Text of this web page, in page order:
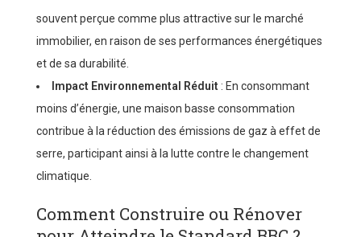
souvent perçue comme plus attractive sur le marché
immobilier, en raison de ses performances énergétiques
et de sa durabilité.
Impact Environnemental Réduit : En consommant
moins d’énergie, une maison basse consommation
contribue à la réduction des émissions de gaz à effet de
serre, participant ainsi à la lutte contre le changement
climatique.
Comment Construire ou Rénover